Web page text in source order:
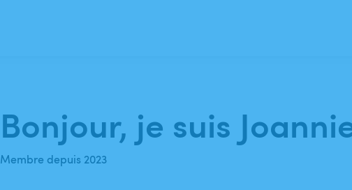
Bonjour, je suis
Membre depuis 2023